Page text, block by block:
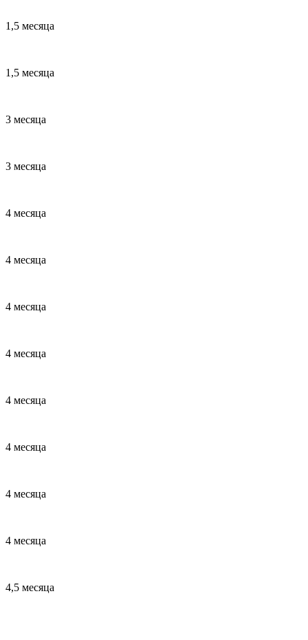
1,5 месяца
1,5 месяца
3 месяца
3 месяца
4 месяца
4 месяца
4 месяца
4 месяца
4 месяца
4 месяца
4 месяца
4 месяца
4,5 месяца